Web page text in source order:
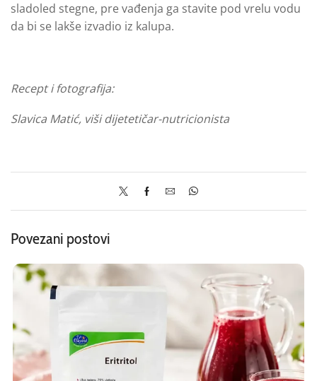
sladoled stegne, pre vađenja ga stavite pod vrelu vodu
da bi se lakše izvadio iz kalupa.
Recept i fotografija:
Slavica Matić, viši dijetetičar-nutricionista
Povezani postovi